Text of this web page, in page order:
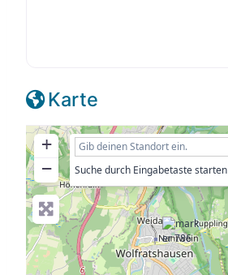
Karte
+
−
Suche durch Eingabetaste starten